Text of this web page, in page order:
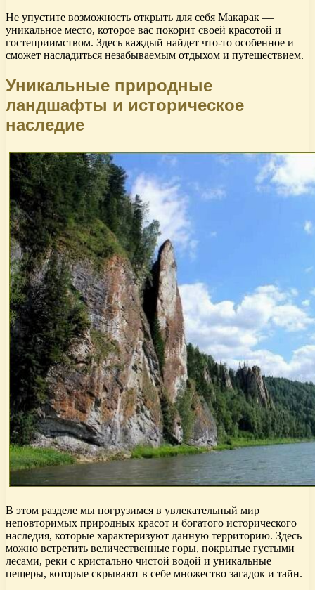
Не упустите возможность открыть для себя Макарак —
уникальное место, которое вас покорит своей красотой и
гостеприимством. Здесь каждый найдет что-то особенное и
сможет насладиться незабываемым отдыхом и путешествием.
Уникальные природные
ландшафты и историческое
наследие
В этом разделе мы погрузимся в увлекательный мир
неповторимых природных красот и богатого исторического
наследия, которые характеризуют данную территорию. Здесь
можно встретить величественные горы, покрытые густыми
лесами, реки с кристально чистой водой и уникальные
пещеры, которые скрывают в себе множество загадок и тайн.